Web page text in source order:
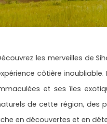
les merveilles de
côtière
et ses îles
de cette région, des
en découvertes et en